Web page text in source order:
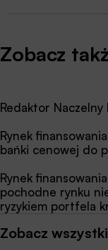
Zobacz
Redaktor
Rynek
bańki cenowej do
Rynek
pochodne rynku
ryzykiem portfela
Zobacz